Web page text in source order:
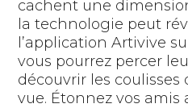
cachent une
la technologie peut
l’application Artivive
vous pourrez percer
découvrir les coulisses
vue. Étonnez vos amis